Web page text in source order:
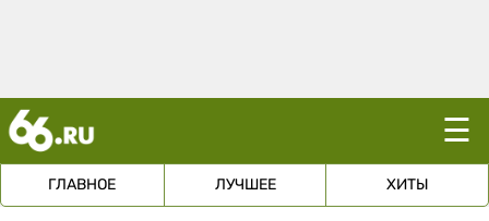
☰
ГЛАВНОЕ ЛУЧШЕЕ ХИТЫ